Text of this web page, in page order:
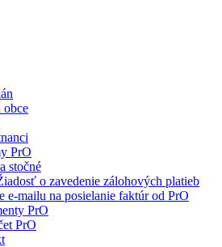
obce
PrO
stočné
o zavedenie zálohových platieb
e-mailu na posielanie faktúr od PrO
PrO
PrO